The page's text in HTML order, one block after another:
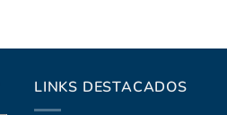
LINKS DESTACADOS